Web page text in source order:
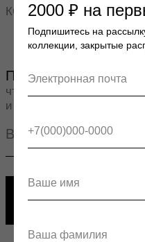
2000 ₽ на
Подпишитесь на
коллекции, закрытые